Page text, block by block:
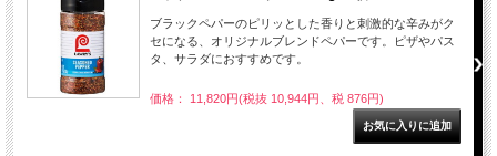
ブラックペパーのピリッとした香りと刺激的な辛みがク
セになる、オリジナルブレンドペパーです。ピザやパス
タ、サラダにおすすめです。
価格： 11,820円(税抜 10,944円、税 876円)